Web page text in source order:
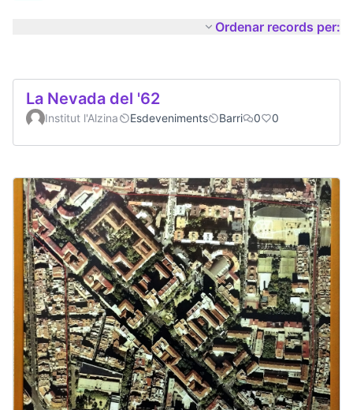
Ordenar records per:
La Nevada del '62
Institut l'Alzina Esdeveniments Barri 0 0